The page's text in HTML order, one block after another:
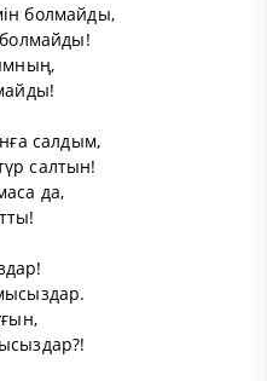
болмайды,
салдым,
салтын!
да,